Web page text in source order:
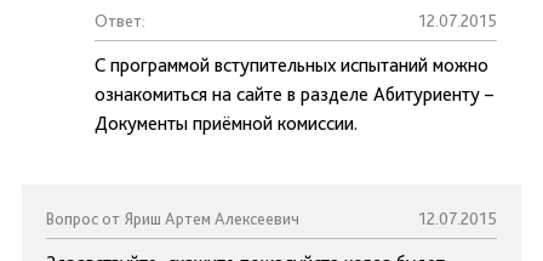
Ответ: 12.07.2015
С программой вступительных испытаний можно
ознакомиться на сайте в разделе Абитуриенту –
Документы приёмной комиссии.
Вопрос от Яриш Артем Алексеевич 12.07.2015